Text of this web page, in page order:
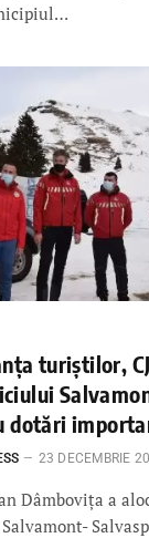
turiștilor,
dotări
23 DECEMBRIE
Dâmbovița a